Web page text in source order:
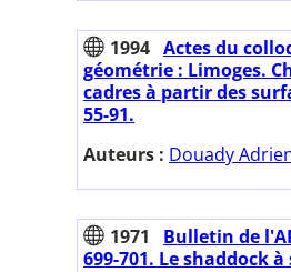
1994 Actes du
géométrie : Limoges.
cadres à partir des
55-91.
Auteurs : Douady
1971
Bulletin de
699-701. Le shaddock à